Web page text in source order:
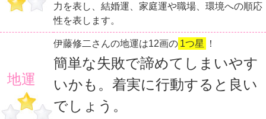
力を表し、結婚運、家庭運や職場、環境への順応
性を表します。
地運
伊藤修二さんの地運は12画の 1つ星 ！
簡単な失敗で諦めてしまいやす
いかも。着実に行動すると良い
でしょう。